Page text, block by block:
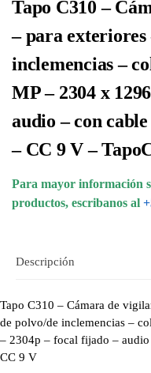
Tapo C310 –
– para exteriores
inclemencias –
MP – 2304 x
audio – con
– CC 9 V –
Para mayor información
productos, escribanos al
Descripción
Tapo C310 – Cámara de
de polvo/de inclemencias –
– 2304p – focal fijado –
CC 9 V